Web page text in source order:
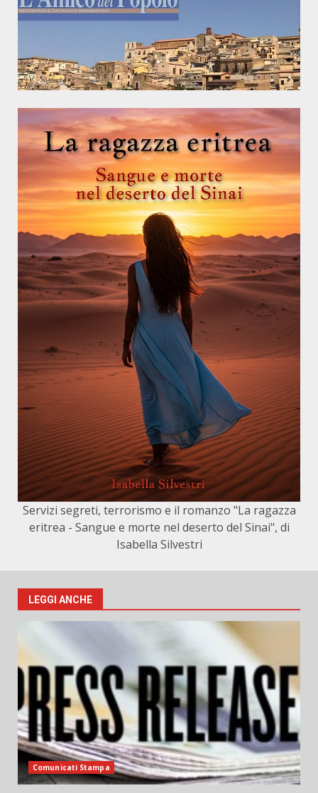
Servizi segreti, terrorismo e il romanzo "La ragazza
eritrea - Sangue e morte nel deserto del Sinai", di
Isabella Silvestri
LEGGI ANCHE
Comunicati Stampa